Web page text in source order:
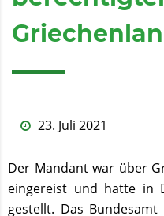
23. Juli 2021
Der Mandant war über
eingereist und hatte in
gestellt. Das